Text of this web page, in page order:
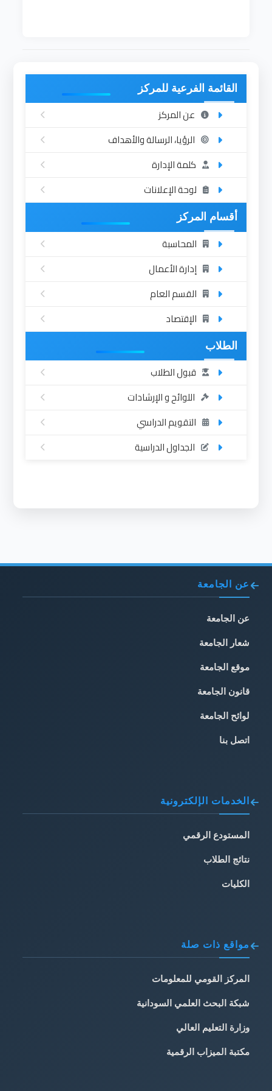
القائمة الفرعية للمركز
عن المركز
الرؤيا، الرسالة والأهداف
كلمة الإدارة
لوحة الإعلانات
أقسام المركز
المحاسبة
إدارة الأعمال
القسم العام
الإقتصاد
الطلاب
قبول الطلاب
اللوائح و الإرشادات
التقويم الدراسي
الجداول الدراسية
عن الجامعة
عن الجامعة
شعار الجامعة
موقع الجامعة
قانون الجامعة
لوائح الجامعة
اتصل بنا
الخدمات الإلكترونية
المستودع الرقمي
نتائج الطلاب
الكليات
مواقع ذات صلة
المركز القومي للمعلومات
شبكة البحث العلمي السودانية
وزارة التعليم العالي
مكتبة الميزاب الرقمية